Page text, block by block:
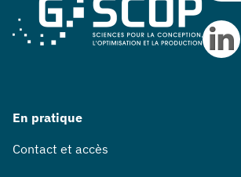
En pratique
Contact et accès